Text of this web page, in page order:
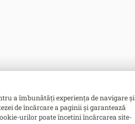
a îmbunătăți experiența de navigare și
de încărcare a paginii și garantează
urilor poate încetini încărcarea site-